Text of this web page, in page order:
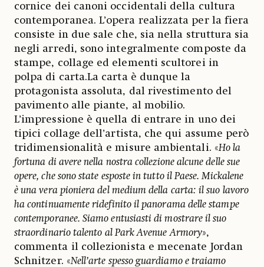
cornice dei canoni occidentali della cultura
contemporanea. L’opera realizzata per la fiera
consiste in due sale che, sia nella struttura sia
negli arredi, sono integralmente composte da
stampe, collage ed elementi scultorei in
polpa di carta.La carta è dunque la
protagonista assoluta, dal rivestimento del
pavimento alle piante, al mobilio.
L’impressione è quella di entrare in uno dei
tipici collage dell’artista, che qui assume però
tridimensionalità e misure ambientali. «Ho la
fortuna di avere nella nostra collezione alcune delle sue
opere, che sono state esposte in tutto il Paese. Mickalene
è una vera pioniera del medium della carta: il suo lavoro
ha continuamente ridefinito il panorama delle stampe
contemporanee. Siamo entusiasti di mostrare il suo
straordinario talento al Park Avenue Armory»,
commenta il collezionista e mecenate Jordan
Schnitzer. «Nell’arte spesso guardiamo e traiamo